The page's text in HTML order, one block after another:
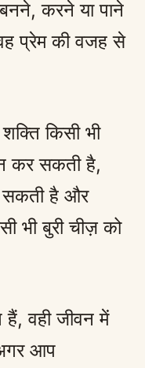
करने या पाने
प्रेम की वजह से
किसी भी
कर सकती है,
सकती है और
भी बुरी चीज़ को
वही जीवन में
आप